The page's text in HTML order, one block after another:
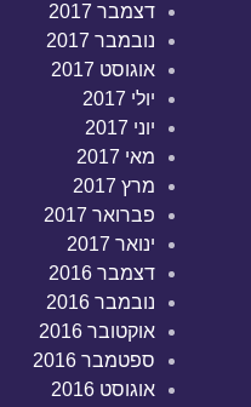
דצמבר 2017
נובמבר 2017
אוגוסט 2017
יולי 2017
יוני 2017
מאי 2017
מרץ 2017
פברואר 2017
ינואר 2017
דצמבר 2016
נובמבר 2016
אוקטובר 2016
ספטמבר 2016
אוגוסט 2016